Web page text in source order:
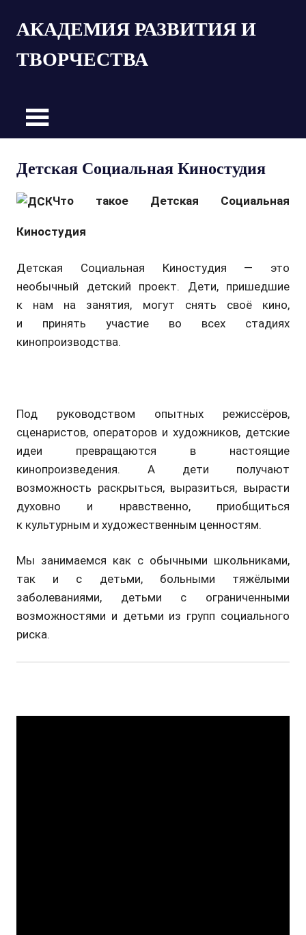
АКАДЕМИЯ РАЗВИТИЯ И
ТВОРЧЕСТВА
Детская Социальная Киностудия
Что такое Детская Социальная
Киностудия
Детская Социальная Киностудия — это
необычный детский проект. Дети, пришедшие
к нам на занятия, могут снять своё кино,
и принять участие во всех стадиях
кинопроизводства.
Под руководством опытных режиссёров,
сценаристов, операторов и художников, детские
идеи превращаются в настоящие
кинопроизведения. А дети получают
возможность раскрыться, выразиться, вырасти
духовно и нравственно, приобщиться
к культурным и художественным ценностям.
Мы занимаемся как с обычными школьниками,
так и с детьми, больными тяжёлыми
заболеваниями, детьми с ограниченными
возможностями и детьми из групп социального
риска.